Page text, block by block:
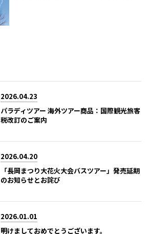
2026.04.23
パラディツアー 海外ツアー商品：国際観光旅客
税改訂のご案内
2026.04.20
「長岡まつり大花火大会バスツアー」発売延期
のお知らせとお詫び
2026.01.01
明けましておめでとうございます。